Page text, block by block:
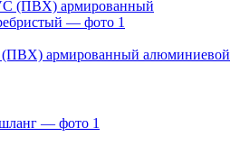
армированный алюминиевой